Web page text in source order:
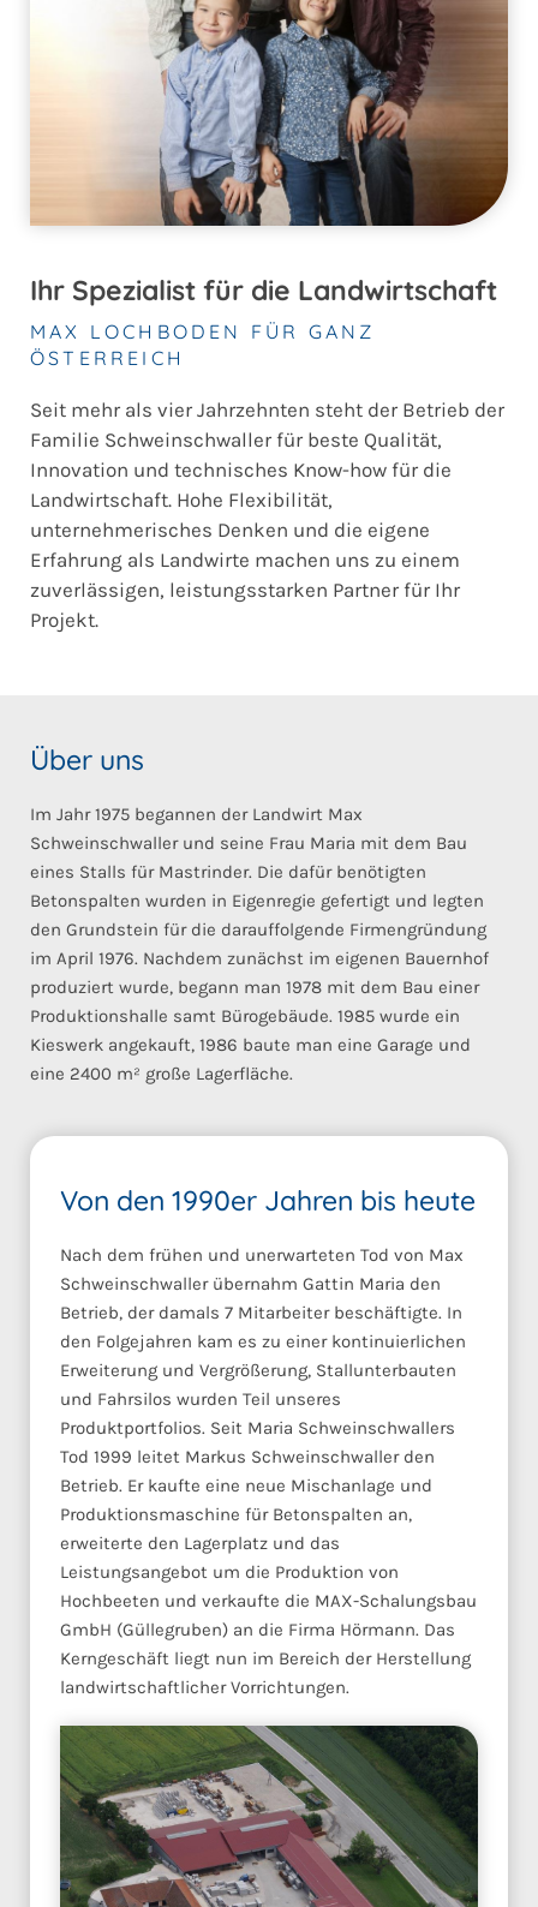
Ihr Spezialist für die Landwirtschaft
MAX LOCHBODEN FÜR GANZ
ÖSTERREICH
Seit mehr als vier Jahrzehnten steht der Betrieb der
Familie Schweinschwaller für beste Qualität,
Innovation und technisches Know-how für die
Landwirtschaft. Hohe Flexibilität,
unternehmerisches Denken und die eigene
Erfahrung als Landwirte machen uns zu einem
zuverlässigen, leistungsstarken Partner für Ihr
Projekt.
Über uns
Im Jahr 1975 begannen der Landwirt Max
Schweinschwaller und seine Frau Maria mit dem Bau
eines Stalls für Mastrinder. Die dafür benötigten
Betonspalten wurden in Eigenregie gefertigt und legten
den Grundstein für die darauffolgende Firmengründung
im April 1976. Nachdem zunächst im eigenen Bauernhof
produziert wurde, begann man 1978 mit dem Bau einer
Produktionshalle samt Bürogebäude. 1985 wurde ein
Kieswerk angekauft, 1986 baute man eine Garage und
eine 2400 m² große Lagerfläche.
Von den 1990er Jahren bis heute
Nach dem frühen und unerwarteten Tod von Max
Schweinschwaller übernahm Gattin Maria den
Betrieb, der damals 7 Mitarbeiter beschäftigte. In
den Folgejahren kam es zu einer kontinuierlichen
Erweiterung und Vergrößerung, Stallunterbauten
und Fahrsilos wurden Teil unseres
Produktportfolios. Seit Maria Schweinschwallers
Tod 1999 leitet Markus Schweinschwaller den
Betrieb. Er kaufte eine neue Mischanlage und
Produktionsmaschine für Betonspalten an,
erweiterte den Lagerplatz und das
Leistungsangebot um die Produktion von
Hochbeeten und verkaufte die MAX-Schalungsbau
GmbH (Güllegruben) an die Firma Hörmann. Das
Kerngeschäft liegt nun im Bereich der Herstellung
landwirtschaftlicher Vorrichtungen.